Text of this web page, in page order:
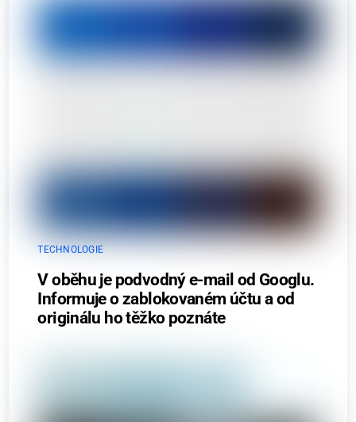
TECHNOLOGIE
V oběhu je podvodný e-mail od Googlu.
Informuje o zablokovaném účtu a od
originálu ho těžko poznáte